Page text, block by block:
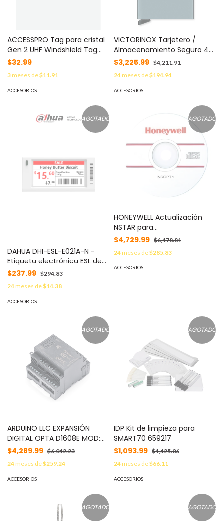
ACCESSPRO Tag para cristal
Gen 2 UHF Windshield Tag
Tamperproof W 26 MOD:
$32.99
3meses de$11.91
ACCESORIOS
VICTORINOX Tarjetero /
Almacenamiento Seguro 4-
6 Tarjetas / Aluminio
Sistema Deslizamiento
Patentado / Victorinox MOD:
$3,225.99 $4,211.91
24meses de$194.94
ACCESORIOS
AGOTADO
DAHUA DHI-ESL-E021A-N -
Etiqueta electrónica ESL de
2.1" / Bluetooth 5.1 / Indicador
y Rojo / Resolución 152 x 296
/ Batería reemplazable /
$237.99 $294.83
24meses de$14.38
ACCESORIOS
AGOTADO
HONEYWELL Actualización
NSTAR para
credencialización MOD:
$4,729.99 $6,178.81
24meses de$285.83
ACCESORIOS
AGOTADO
ARDUINO LLC EXPANSIÓN
DIGITAL OPTA D1608E MOD:
AFX00005
$4,289.99 $6,042.23
24meses de$259.24
ACCESORIOS
AGOTADO
IDP Kit de limpieza para
SMART70 659217
$1,093.99 $1,425.06
24meses de$66.11
ACCESORIOS
AGOTADO AGOTADO